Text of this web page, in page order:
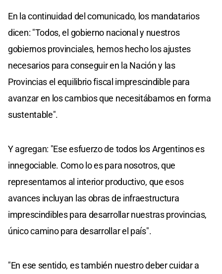
En la continuidad del comunicado, los mandatarios
dicen: "Todos, el gobierno nacional y nuestros
gobiernos provinciales, hemos hecho los ajustes
necesarios para conseguir en la Nación y las
Provincias el equilibrio fiscal imprescindible para
avanzar en los cambios que necesitábamos en forma
sustentable".
Y agregan: "Ese esfuerzo de todos los Argentinos es
innegociable. Como lo es para nosotros, que
representamos al interior productivo, que esos
avances incluyan las obras de infraestructura
imprescindibles para desarrollar nuestras provincias,
único camino para desarrollar el país".
"En ese sentido, es también nuestro deber cuidar a